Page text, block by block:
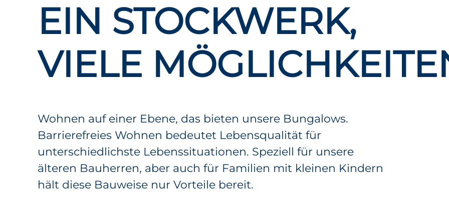
EIN STOCKWERK,
VIELE
Wohnen auf einer Ebene, das bieten unsere Bungalows.
Barrierefreies Wohnen bedeutet Lebensqualität für
unterschiedlichste Lebenssituationen. Speziell für unsere
älteren Bauherren, aber auch für Familien mit kleinen Kindern
hält diese Bauweise nur Vorteile bereit.